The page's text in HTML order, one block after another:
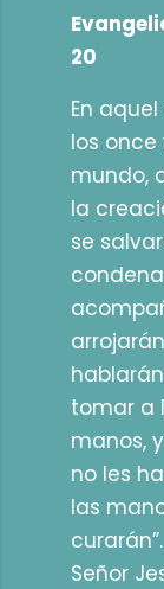
20
En
los once
mundo,
la
se
tomar a
manos,
no les
las
Señor